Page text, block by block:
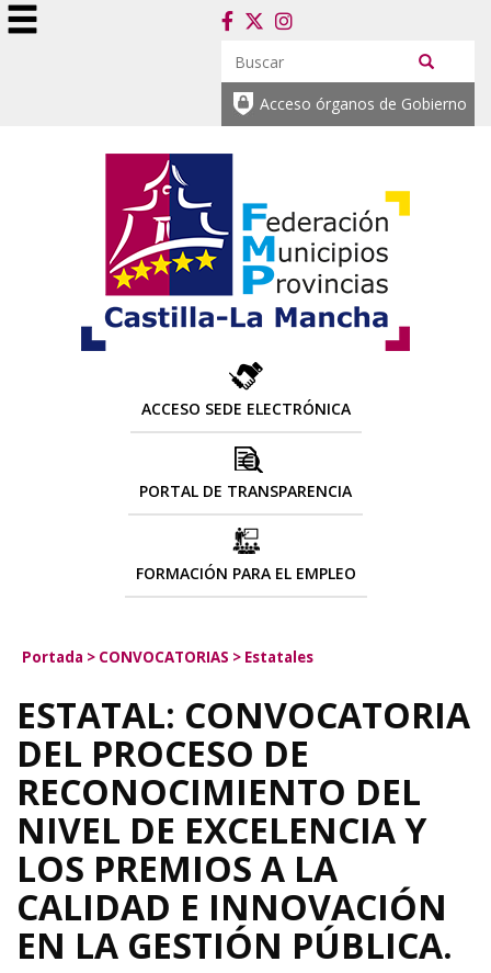
Acceso órganos de Gobierno
ACCESO SEDE ELECTRÓNICA
PORTAL DE TRANSPARENCIA
FORMACIÓN PARA EL EMPLEO
Portada > CONVOCATORIAS > Estatales
ESTATAL: CONVOCATORIA
DEL PROCESO DE
RECONOCIMIENTO DEL
NIVEL DE EXCELENCIA Y
LOS PREMIOS A LA
CALIDAD E INNOVACIÓN
EN LA GESTIÓN PÚBLICA.